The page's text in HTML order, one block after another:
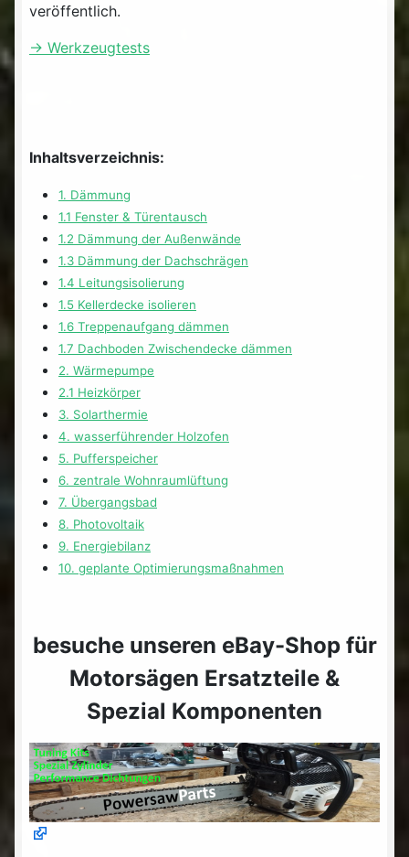
veröffentlich.
-> Werkzeugtests
Inhaltsverzeichnis:
1. Dämmung
1.1 Fenster & Türentausch
1.2 Dämmung der Außenwände
1.3 Dämmung der Dachschrägen
1.4 Leitungsisolierung
1.5 Kellerdecke isolieren
1.6 Treppenaufgang dämmen
1.7 Dachboden Zwischendecke dämmen
2. Wärmepumpe
2.1 Heizkörper
3. Solarthermie
4. wasserführender Holzofen
5. Pufferspeicher
6. zentrale Wohnraumlüftung
7. Übergangsbad
8. Photovoltaik
9. Energiebilanz
10. geplante Optimierungsmaßnahmen
besuche unseren eBay-Shop für
Motorsägen Ersatzteile &
Spezial Komponenten